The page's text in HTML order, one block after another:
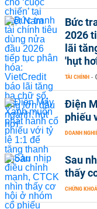
Bức
2026
lãi
'hụt
TÀI CHÍNH -
Điện
phiếu
DOANH
Sau
thấy
CHỨNG